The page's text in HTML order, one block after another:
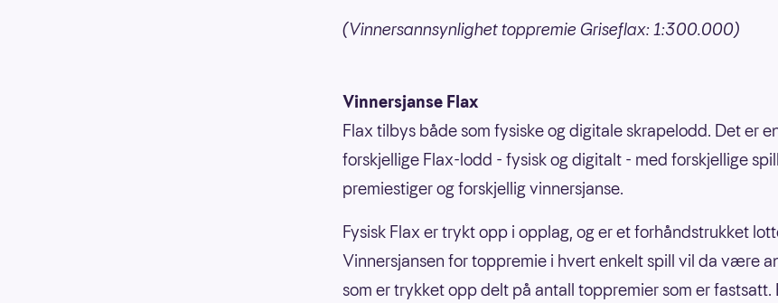
(Vinnersannsynlighet toppremie Griseflax: 1:300.000)
Vinnersjanse Flax
Flax tilbys både som fysiske og digitale skrapelodd. Det er
forskjellige Flax-lodd - fysisk og digitalt - med forskjellige
premiestiger og forskjellig vinnersjanse.
Fysisk Flax er trykt opp i opplag, og er et forhåndstrukket
Vinnersjansen for toppremie i hvert enkelt spill vil da være
som er trykket opp delt på antall toppremier som er fastsatt.